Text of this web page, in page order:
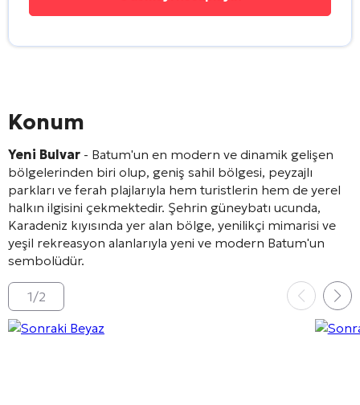
Konum
Yeni Bulvar - Batum'un en modern ve dinamik gelişen
bölgelerinden biri olup, geniş sahil bölgesi, peyzajlı
parkları ve ferah plajlarıyla hem turistlerin hem de yerel
halkın ilgisini çekmektedir. Şehrin güneybatı ucunda,
Karadeniz kıyısında yer alan bölge, yenilikçi mimarisi ve
yeşil rekreasyon alanlarıyla yeni ve modern Batum'un
sembolüdür.
1/2